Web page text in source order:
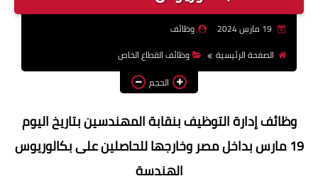
وظائف
الصفحة الرئيسية
وظائف القطاع الخاص
الحجم
وظائف إدارة التوظيف بنقابة المهندسين بتاريخ اليوم
19 مارس بداخل مصر وخارجها للحاصلين على بكالوريوس
الهندسة